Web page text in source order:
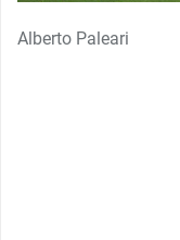
Alberto Paleari